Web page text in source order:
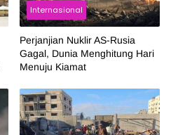
Internasional
Perjanjian Nuklir AS-Rusia
Gagal, Dunia Menghitung Hari
Menuju Kiamat